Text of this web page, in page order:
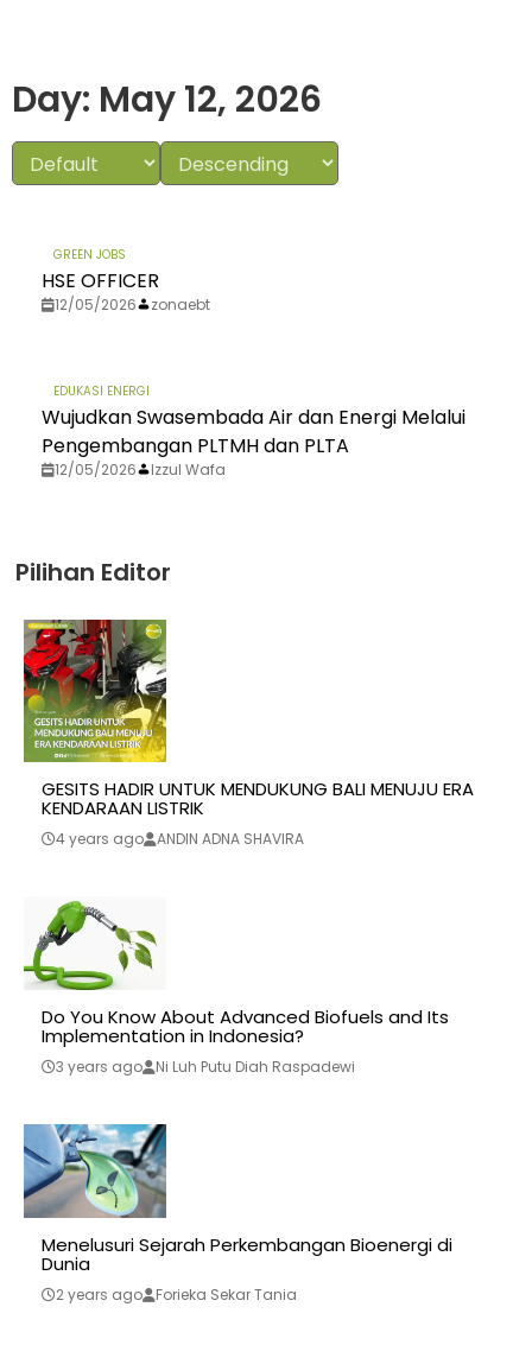
Day: May 12, 2026
GREEN JOBS
HSE OFFICER
12/05/2026 zonaebt
EDUKASI ENERGI
Wujudkan Swasembada Air dan Energi Melalui
Pengembangan PLTMH dan PLTA
12/05/2026 Izzul Wafa
Pilihan Editor
GESITS HADIR UNTUK MENDUKUNG BALI MENUJU ERA
KENDARAAN LISTRIK
4 years ago ANDIN ADNA SHAVIRA
Do You Know About Advanced Biofuels and Its
Implementation in Indonesia?
3 years ago Ni Luh Putu Diah Raspadewi
Menelusuri Sejarah Perkembangan Bioenergi di
Dunia
2 years ago Forieka Sekar Tania